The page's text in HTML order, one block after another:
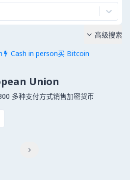
 Cash in person买 Bitcoin
 高级搜索
Union
多种支付方式销售加密货币
